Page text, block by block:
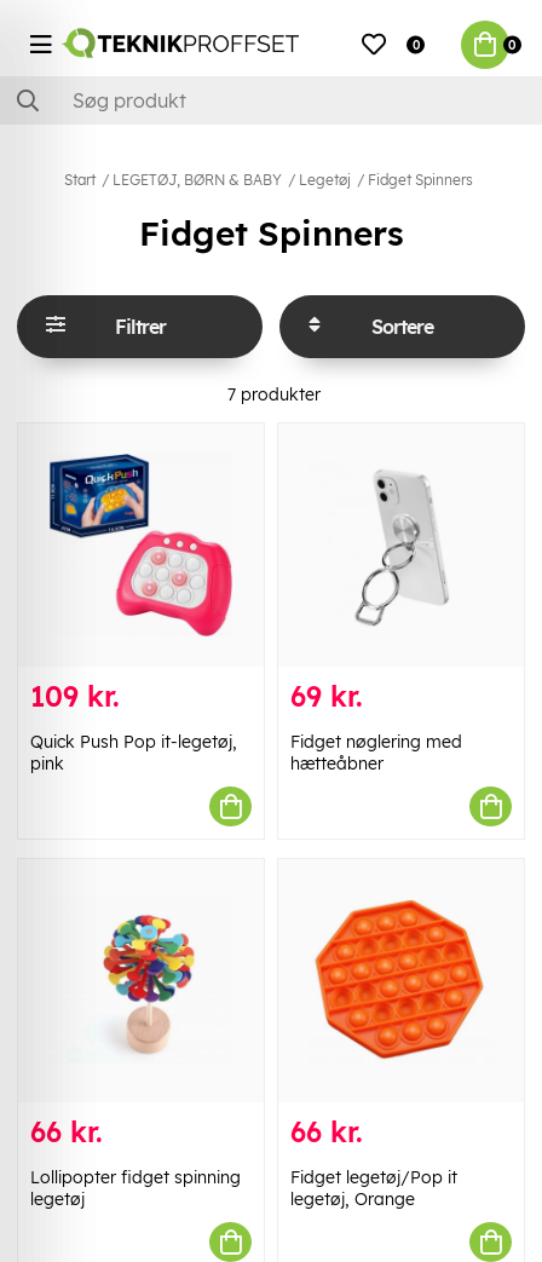
0 0
Start LEGETØJ, BØRN & BABY Legetøj Fidget Spinners
Fidget Spinners
Filtrer Sortere
7produkter
109 kr.
Quick Push Pop it-legetøj,
pink
69 kr.
Fidget nøglering med
hætteåbner
66 kr.
Lollipopter fidget spinning
legetøj
66 kr.
Fidget legetøj/Pop it
legetøj, Orange